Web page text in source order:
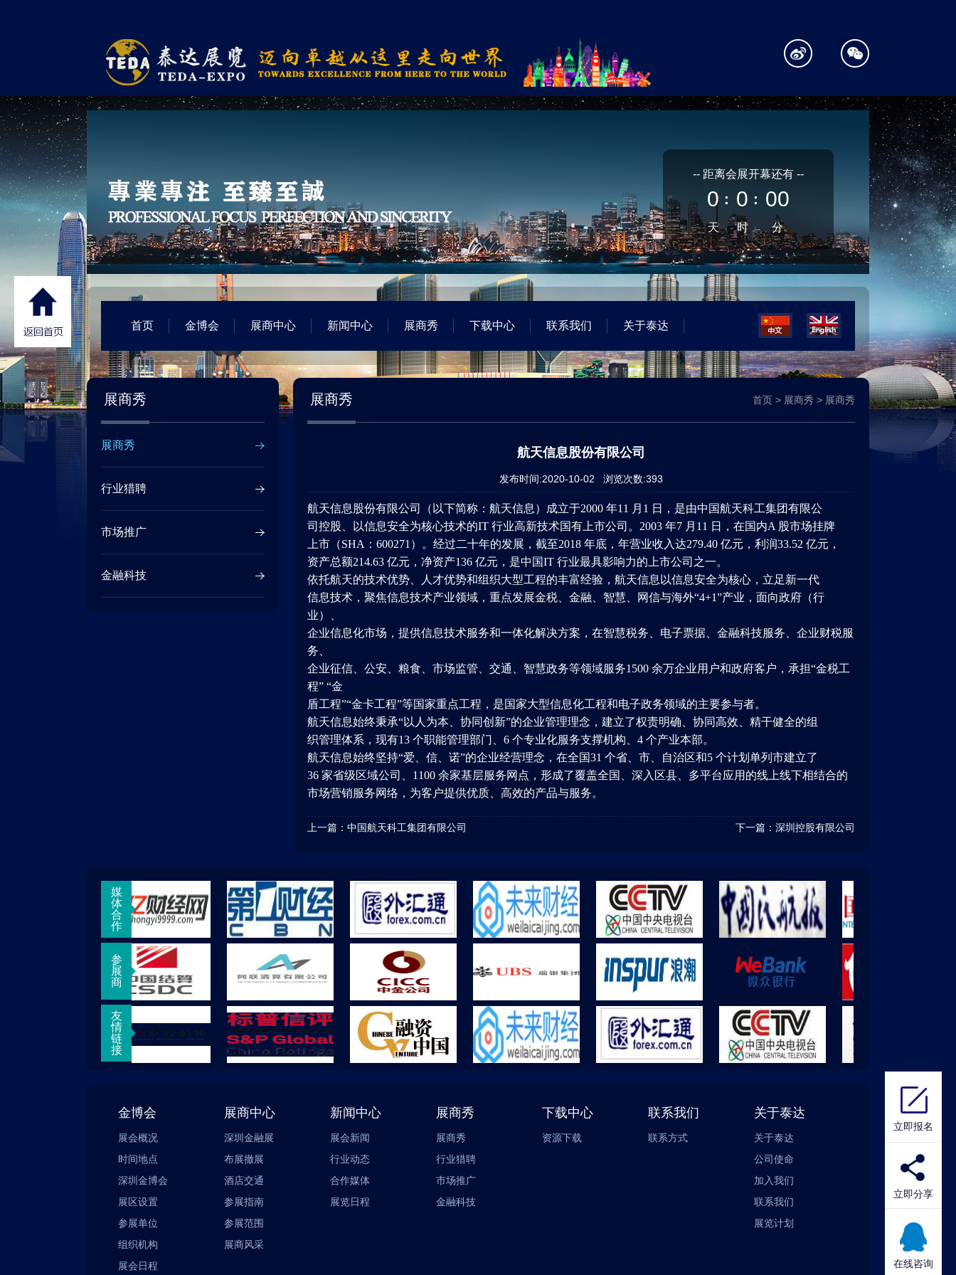
-- 距离会展开幕还有 --
0
天
： 0
时
： 00
分
首页 金博会 展商中心 新闻中心 展商秀 下载中心 联系我们 关于泰达
展商秀
展商秀
行业猎聘
市场推广
金融科技
首页 > 展商秀 > 展商秀
展商秀
航天信息股份有限公司
发布时间:2020-10-02 浏览次数:393
航天信息股份有限公司（以下简称：航天信息）成立于2000 年11 月1 日，是由中国航天科工集团有限公
司控股、以信息安全为核心技术的IT 行业高新技术国有上市公司。2003 年7 月11 日，在国内A 股市场挂牌
上市（SHA：600271）。经过二十年的发展，截至2018 年底，年营业收入达279.40 亿元，利润33.52 亿元，
资产总额214.63 亿元，净资产136 亿元，是中国IT 行业最具影响力的上市公司之一。
依托航天的技术优势、人才优势和组织大型工程的丰富经验，航天信息以信息安全为核心，立足新一代
信息技术，聚焦信息技术产业领域，重点发展金税、金融、智慧、网信与海外“4+1”产业，面向政府（行
业）、
企业信息化市场，提供信息技术服务和一体化解决方案，在智慧税务、电子票据、金融科技服务、企业财税服
务、
企业征信、公安、粮食、市场监管、交通、智慧政务等领域服务1500 余万企业用户和政府客户，承担“金税工
程” “金
盾工程”“金卡工程”等国家重点工程，是国家大型信息化工程和电子政务领域的主要参与者。
航天信息始终秉承“以人为本、协同创新”的企业管理理念，建立了权责明确、协同高效、精干健全的组
织管理体系，现有13 个职能管理部门、6 个专业化服务支撑机构、4 个产业本部。
航天信息始终坚持“爱、信、诺”的企业经营理念，在全国31 个省、市、自治区和5 个计划单列市建立了
36 家省级区域公司、1100 余家基层服务网点，形成了覆盖全国、深入区县、多平台应用的线上线下相结合的
市场营销服务网络，为客户提供优质、高效的产品与服务。
上一篇： 中国航天科工集团有限公司 下一篇： 深圳控股有限公司
媒
体
合
作
参
展
商
友
情
链
接
金博会
展会概况
时间地点
深圳金博会
展区设置
参展单位
组织机构
展会日程
展商中心
深圳金融展
布展撤展
酒店交通
参展指南
参展范围
展商风采
新闻中心
展会新闻
行业动态
合作媒体
展览日程
展商秀
展商秀
行业猎聘
市场推广
金融科技
下载中心
资源下载
联系我们
联系方式
关于泰达
关于泰达
公司使命
加入我们
联系我们
展览计划
立即报名
立即分享
在线咨询